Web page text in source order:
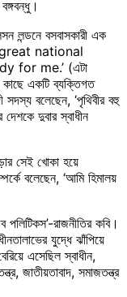
লন্ডনে বসবাসকারী এক
a great national
for me.’ (এটা
কাছে একটি ব্যক্তিগত
সদস্য বলেছেন, ‘পৃথিবীর বহু
দুবার স্বাধীন
সেই খোকা হয়ে
বলেছেন, ‘আমি হিমালয়
রাজনীতির কবি।
যুদ্ধে ঝাঁপিয়ে
এসেছিল স্বাধীন,
জাতীয়তাবাদ, সমাজতন্ত্র